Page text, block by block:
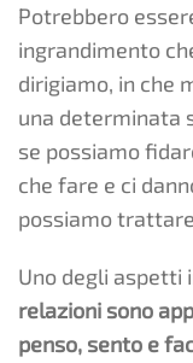
Potrebbero
ingrandimento
dirigiamo, in che
una determinata
se possiamo
che fare e ci
possiamo
Uno degli aspetti
relazioni sono
penso, sento e